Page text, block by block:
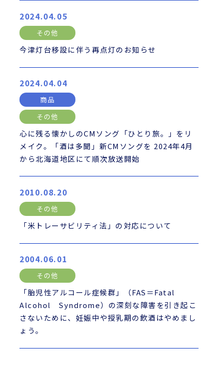
2024.04.05
その他
今津灯台移設に伴う再点灯のお知らせ
2024.04.04
商品
その他
心に残る懐かしのCMソング「ひとり旅。」をリ
メイク。「酒は多聞」新CMソングを 2024年4月
から北海道地区にて順次放送開始
2010.08.20
その他
「米トレーサビリティ法」の対応について
2004.06.01
その他
「胎児性アルコール症候群」（FAS＝Fatal
Alcohol Syndrome）の深刻な障害を引き起こ
さないために、妊娠中や授乳期の飲酒はやめまし
ょう。